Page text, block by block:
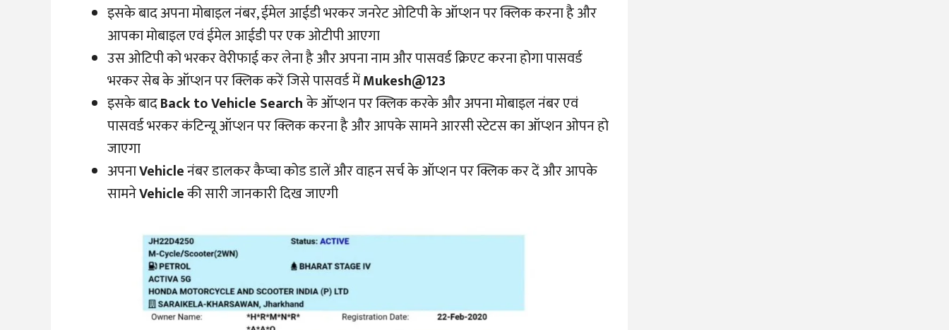
इसके बाद अपना मोबाइल नंबर, ईमेल आईडी भरकर जनरेट ओटिपी के ऑप्शन पर क्लिक करना है और
आपका मोबाइल एवं ईमेल आईडी पर एक ओटीपी आएगा
उस ओटिपी को भरकर वेरीफाई कर लेना है और अपना नाम और पासवर्ड क्रिएट करना होगा पासवर्ड
भरकर सेब के ऑप्शन पर क्लिक करें जिसे पासवर्ड मेंMukesh@123
इसके बादBack to Vehicle Searchके ऑप्शन पर क्लिक करके और अपना मोबाइल नंबर एवं
पासवर्ड भरकर कंटिन्यू ऑप्शन पर क्लिक करना है और आपके सामने आरसी स्टेटस का ऑप्शन ओपन हो
जाएगा
अपनाVehicleनंबर डालकर कैप्चा कोड डालें और वाहन सर्च के ऑप्शन पर क्लिक कर दें और आपके
सामनेVehicleकी सारी जानकारी दिख जाएगी